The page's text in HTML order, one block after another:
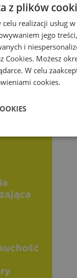
z plików
realizacji usług
jego
i
Cookies. Możesz
W celu
cookies.